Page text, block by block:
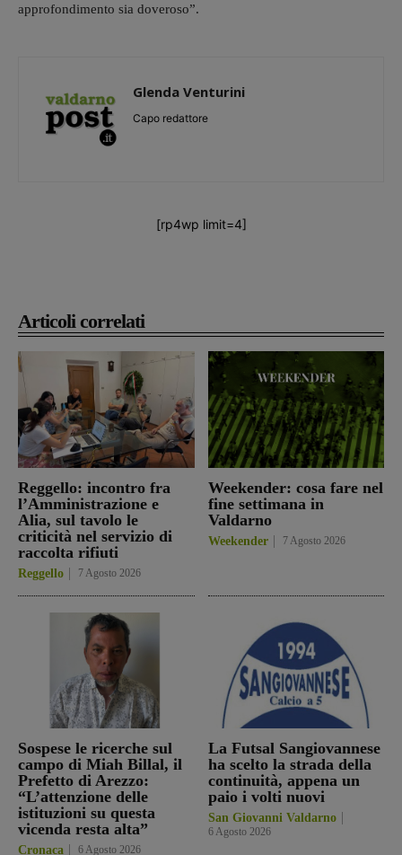
Articoli correlati
Reggello: incontro fra
l’Amministrazione e
Alia, sul tavolo le
criticità nel servizio di
raccolta rifiuti
Reggello 7 Agosto 2026
Weekender: cosa fare nel
fine settimana in
Valdarno
Weekender 7 Agosto 2026
Sospese le ricerche sul
campo di Miah Billal, il
Prefetto di Arezzo:
“L’attenzione delle
istituzioni su questa
vicenda resta alta”
Cronaca 6 Agosto 2026
La Futsal Sangiovannese
ha scelto la strada della
continuità, appena un
paio i volti nuovi
San Giovanni Valdarno
6 Agosto 2026
approfondimento sia doveroso”.
Glenda Venturini
Capo redattore
[rp4wp limit=4]